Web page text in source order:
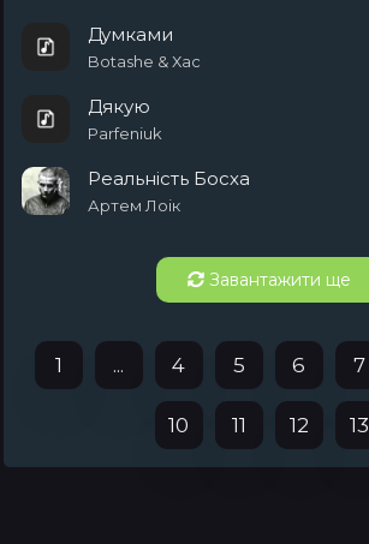
Думками
Botashe & Хас
Дякую
Parfeniuk
Реальність Босха
Артем Лоік
Завантажити ще
1 ... 4 5 6 7
10 11 12 13